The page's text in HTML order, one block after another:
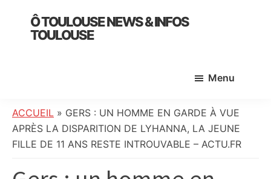
primary
Ô TOULOUSE NEWS & INFOS
TOULOUSE
:
info
locale,
culture,
Menu
ACCUEIL » GERS : UN HOMME EN GARDE À VUE
APRÈS LA DISPARITION DE LYHANNA, LA JEUNE
FILLE DE 11 ANS RESTE INTROUVABLE – ACTU.FR